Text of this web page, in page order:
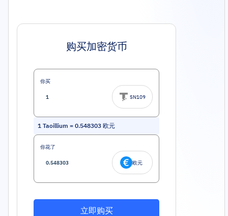
购买加密货币
你买
SN109
1 Taoillium = 0.548303 欧元
你花了
欧元
立即购买